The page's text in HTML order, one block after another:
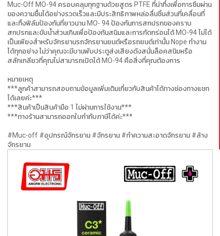
Muc-Off MO-94 ครอบคลุมทุกฐานด้วยสูตร PTFE ที่น่าทึ่งเพื่อการซึมผ่าน
ของความชื้นได้อย่างรวดเร็วและมีประสิทธิภาพหล่อลื่นชิ้นส่วนที่เคลื่อนที่
และทิ้งฟิล์มป้องกันที่ยาวนาน MO- 94 ป้องกันการสกปรกของคราบ
สกปรกและขับน้ำส่วนเกินเพื่อป้องกันสนิมและการกัดกร่อนได้ MO-94 ไม่ได้
เป็นเพียงสำหรับจักรยานรถจักรยานยนต์หรือรถยนต์เท่านั้น Nope ทำงาน
ได้ทุกอย่าง ไม่ว่าคุณจะมีบานพับประตูส่งเสียงดังสนั่นล็อคสนิมหรือ
สลักเกลียวที่คุณไม่สามารถเปิดได้ MO-94 คือสิ่งที่คุณต้องการ
หมายเหตุ
***ลูกค้าสามารถสอบถามข้อมูลเพิ่มเติมเกี่ยวกับสินค้าได้ทางช่องทางแชท
ได้เลยค่ะ***
***สินค้าเป็นสินค้ามือ 1 ไม่ผ่านการใช้งาน***
***ทางร้านสามารถออกใบกำกับภาษีได้ค่ะ***
#Muc-off #อุปกรณ์จักรยาน #จักรยาน #ทำความสะอาดจักรยาน #ล้าง
จักรยาน